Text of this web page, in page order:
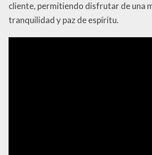
cliente, permitiendo disfrutar de una
tranquilidad y paz de espíritu.